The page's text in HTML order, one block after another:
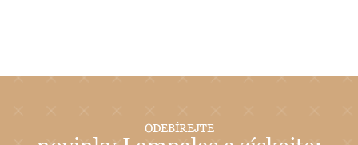
ODEBÍREJTE